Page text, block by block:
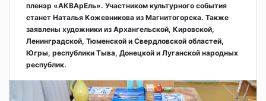
пленэр «АКВАрЕль». Участником культурного события
станет Наталья Кожевникова из Магнитогорска. Также
заявлены художники из Архангельской, Кировской,
Ленинградской, Тюменской и Свердловской областей,
Югры, республики Тыва, Донецкой и Луганской народных
республик.